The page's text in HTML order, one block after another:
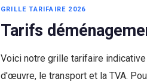
GRILLE TARIFAIRE 2026
Tarifs
Voici notre grille tarifaire
d'œuvre, le transport et la TVA.